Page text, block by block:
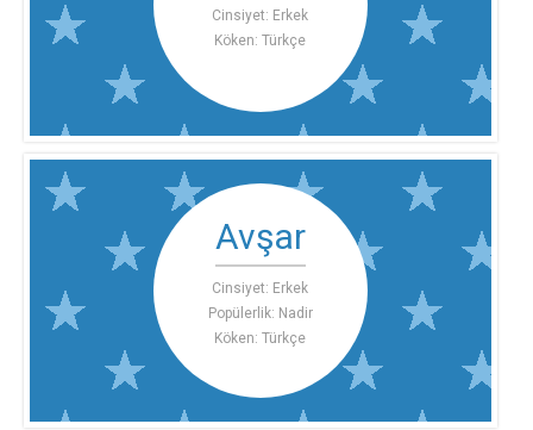
Cinsiyet: Erkek
Köken: Türkçe
Avşar
Cinsiyet: Erkek
Popülerlik: Nadir
Köken: Türkçe